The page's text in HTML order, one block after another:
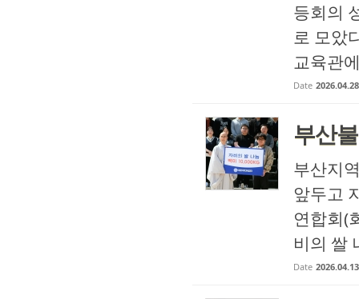
등회의
로 모았
교육관
Date 2026.04.28
부산
부산지
앞두고
연합회(
비의 쌀
Date 2026.04.13